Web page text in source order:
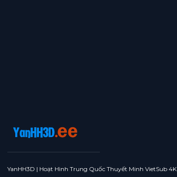
YanHH3D | Hoạt Hình Trung Quốc Thuyết Minh VietSub 4K